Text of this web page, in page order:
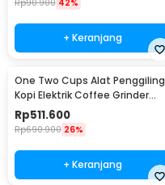
Rp90.900 42%
+ Keranjang
One Two Cups Alat Penggiling
Kopi Elektrik Coffee Grinder
Adjustable - 600N
Rp511.600
Rp690.900 26%
+ Keranjang